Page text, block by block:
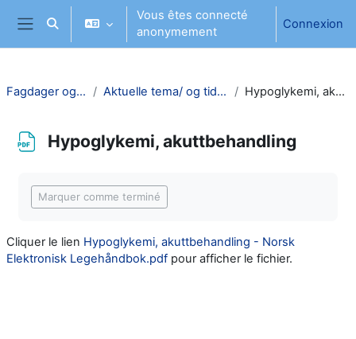
Passer au contenu principal
Panneau latéral
Activer/désactiver la saisie de recherche
Vous êtes connecté
anonymement
Connexion
Fagdager og div. tema Aktuelle tema/ og tidligere fagdager Hypoglykemi, akuttbehandling
Hypoglykemi, akuttbehandling
Marquer comme terminé
Cliquer le lien Hypoglykemi, akuttbehandling - Norsk
Elektronisk Legehåndbok.pdf pour afficher le fichier.